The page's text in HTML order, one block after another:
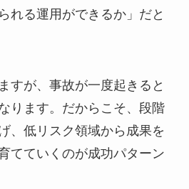
れる運用ができるか」だと
すが、事故が一度起きると
ります。だからこそ、段階
、低リスク領域から成果を
てていくのが成功パターン